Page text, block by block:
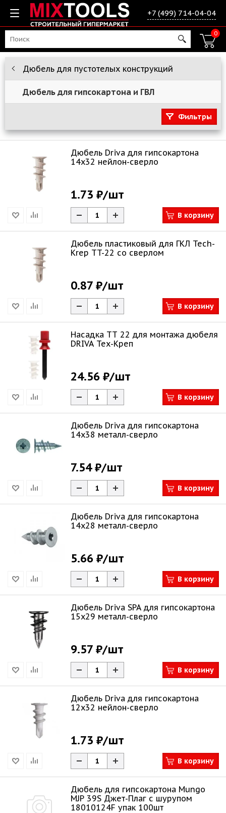
+7 (499) 714-04-04
0
Дюбель для пустотелых конструкций
Дюбель для гипсокартона и ГВЛ
Фильтры
Дюбель Driva для гипсокартона
14х32 нейлон-сверло
1.73 ₽/шт
В корзину
Дюбель пластиковый для ГКЛ Tech-
Krep TT-22 со сверлом
0.87 ₽/шт
В корзину
Насадка ТТ 22 для монтажа дюбеля
DRIVA Тех-Креп
24.56 ₽/шт
В корзину
Дюбель Driva для гипсокартона
14х38 металл-сверло
7.54 ₽/шт
В корзину
Дюбель Driva для гипсокартона
14х28 металл-сверло
5.66 ₽/шт
В корзину
Дюбель Driva SPA для гипсокартона
15х29 металл-сверло
9.57 ₽/шт
В корзину
Дюбель Driva для гипсокартона
12х32 нейлон-сверло
1.73 ₽/шт
В корзину
Дюбель для гипсокартона Mungo
MJP 39S Джет-Плаг c шурупом
18010124F упак 100шт